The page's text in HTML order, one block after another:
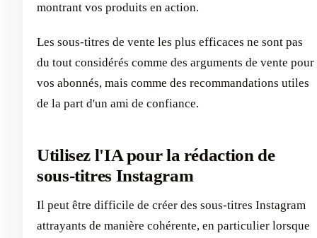
montrant vos produits en action.
Les sous-titres de vente les plus efficaces ne sont pas
du tout considérés comme des arguments de vente pour
vos abonnés, mais comme des recommandations utiles
de la part d'un ami de confiance.
Utilisez l'IA pour la rédaction de
sous-titres Instagram
Il peut être difficile de créer des sous-titres Instagram
attrayants de manière cohérente, en particulier lorsque